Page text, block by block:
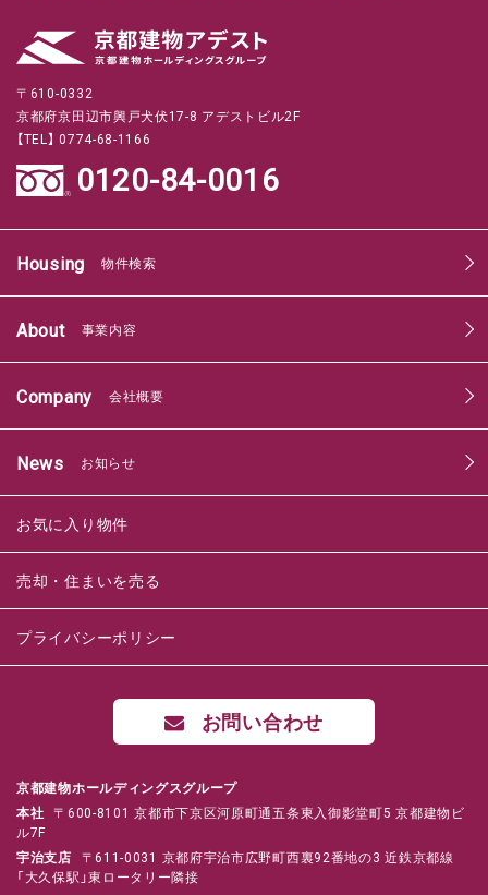
〒610-0332
京都府京田辺市興戸犬伏17-8 アデストビル2F
【TEL】 0774-68-1166
0120-84-0016
Housing 物件検索
About 事業内容
Company 会社概要
News お知らせ
お気に入り物件
売却・住まいを売る
プライバシーポリシー
お問い合わせ
京都建物ホールディングスグループ
本社 〒600-8101 京都市下京区河原町通五条東入御影堂町5 京都建物ビ
ル7F
宇治支店 〒611-0031 京都府宇治市広野町西裏92番地の3 近鉄京都線
「大久保駅」東ロータリー隣接